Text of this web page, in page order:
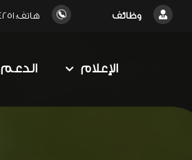
وظائف هاتف: 034244251
الإعلام الدعم